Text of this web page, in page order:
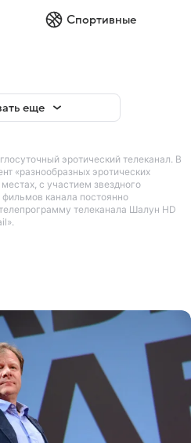
Спортивные
еще
эротический телеканал. В
«разнообразных эротических
с участием звездного
фильмов канала постоянно
телеканала Шалун HD